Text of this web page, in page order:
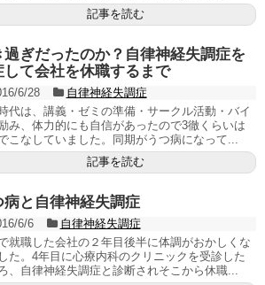
記事を読む
過ぎだったのか？自律神経失調症を
して会社を休職するまで
6/28
自律神経失調症
代は、講義・ゼミの準備・サークル活動・バイ
み、体力的にも自信があったので3徹くらいは
こなしていました。同期がうつ病になって...
記事を読む
病と自律神経失調症
6/6
自律神経失調症
就職した会社の２年目後半に体調がおかしくな
た。4年目に心療内科のクリニックを受診した
、自律神経失調症と診断されそこから休職...